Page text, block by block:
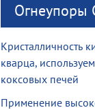
Огнеупоры
Кристалличность
кварца,
коксовых печей
Применение